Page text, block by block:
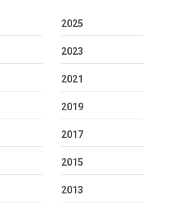
2025
2023
2021
2019
2017
2015
2013